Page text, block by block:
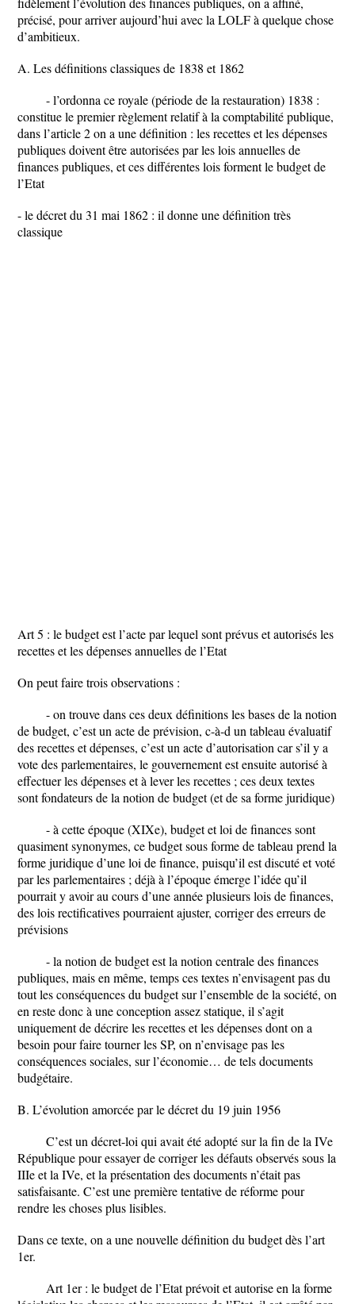
précisé, pour arriver aujourd’hui avec la LOLF à quelque chose
d’ambitieux.
A. Les définitions classiques de 1838 et 1862
- l’ordonna ce royale (période de la restauration) 1838 :
constitue le premier règlement relatif à la comptabilité publique,
dans l’article 2 on a une définition : les recettes et les dépenses
publiques doivent être autorisées par les lois annuelles de
finances publiques, et ces différentes lois forment le budget de
l’Etat
- le décret du 31 mai 1862 : il donne une définition très
classique
Art 5 : le budget est l’acte par lequel sont prévus et autorisés les
recettes et les dépenses annuelles de l’Etat
On peut faire trois observations :
- on trouve dans ces deux définitions les bases de la notion
de budget, c’est un acte de prévision, c-à-d un tableau évaluatif
des recettes et dépenses, c’est un acte d’autorisation car s’il y a
vote des parlementaires, le gouvernement est ensuite autorisé à
effectuer les dépenses et à lever les recettes ; ces deux textes
sont fondateurs de la notion de budget (et de sa forme juridique)
- à cette époque (XIXe), budget et loi de finances sont
quasiment synonymes, ce budget sous forme de tableau prend la
forme juridique d’une loi de finance, puisqu’il est discuté et voté
par les parlementaires ; déjà à l’époque émerge l’idée qu’il
pourrait y avoir au cours d’une année plusieurs lois de finances,
des lois rectificatives pourraient ajuster, corriger des erreurs de
prévisions
- la notion de budget est la notion centrale des finances
publiques, mais en même, temps ces textes n’envisagent pas du
tout les conséquences du budget sur l’ensemble de la société, on
en reste donc à une conception assez statique, il s’agit
uniquement de décrire les recettes et les dépenses dont on a
besoin pour faire tourner les SP, on n’envisage pas les
conséquences sociales, sur l’économie… de tels documents
budgétaire.
B. L’évolution amorcée par le décret du 19 juin 1956
C’est un décret-loi qui avait été adopté sur la fin de la IVe
République pour essayer de corriger les défauts observés sous la
IIIe et la IVe, et la présentation des documents n’était pas
satisfaisante. C’est une première tentative de réforme pour
rendre les choses plus lisibles.
Dans ce texte, on a une nouvelle définition du budget dès l’art
1er.
Art 1er : le budget de l’Etat prévoit et autorise en la forme